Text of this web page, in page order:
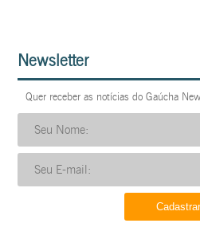
Newsletter
Quer receber as notícias do Gaúcha